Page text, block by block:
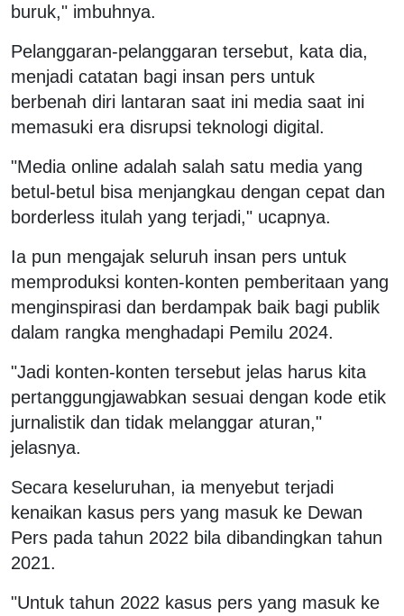
buruk," imbuhnya.
Pelanggaran-pelanggaran tersebut, kata dia,
menjadi catatan bagi insan pers untuk
berbenah diri lantaran saat ini media saat ini
memasuki era disrupsi teknologi digital.
"Media online adalah salah satu media yang
betul-betul bisa menjangkau dengan cepat dan
borderless itulah yang terjadi," ucapnya.
Ia pun mengajak seluruh insan pers untuk
memproduksi konten-konten pemberitaan yang
menginspirasi dan berdampak baik bagi publik
dalam rangka menghadapi Pemilu 2024.
"Jadi konten-konten tersebut jelas harus kita
pertanggungjawabkan sesuai dengan kode etik
jurnalistik dan tidak melanggar aturan,"
jelasnya.
Secara keseluruhan, ia menyebut terjadi
kenaikan kasus pers yang masuk ke Dewan
Pers pada tahun 2022 bila dibandingkan tahun
2021.
"Untuk tahun 2022 kasus pers yang masuk ke